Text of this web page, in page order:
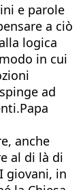
e parole
a ciò
logica
in cui
ad
anche
al di là di
giovani, in